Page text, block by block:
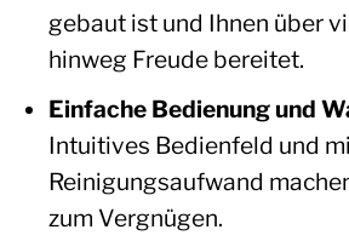
gebaut ist und Ihnen über
hinweg Freude bereitet.
Einfache Bedienung und
Intuitives Bedienfeld und
Reinigungsaufwand
zum Vergnügen.